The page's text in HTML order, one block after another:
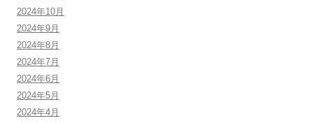
2024年10月
2024年9月
2024年8月
2024年7月
2024年6月
2024年5月
2024年4月